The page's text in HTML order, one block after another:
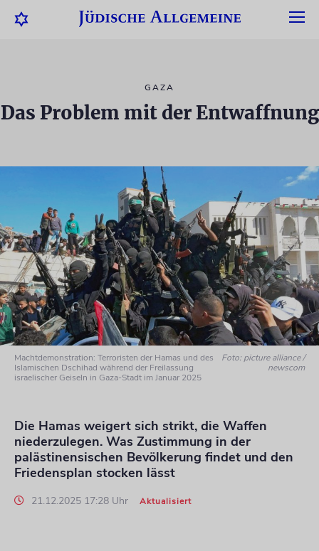
GAZA
Das Problem mit der Entwaffnung
Machtdemonstration: Terroristen der Hamas und des
Islamischen Dschihad während der Freilassung
israelischer Geiseln in Gaza-Stadt im Januar 2025
Foto: picture alliance /
newscom
Die Hamas weigert sich strikt, die Waffen
niederzulegen. Was Zustimmung in der
palästinensischen Bevölkerung findet und den
Friedensplan stocken lässt
21.12.2025 17:28 Uhr Aktualisiert